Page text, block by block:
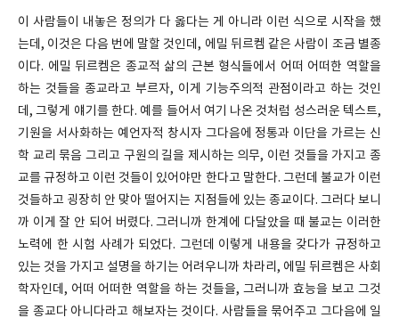
이 사람들이 내놓은 정의가 다 옳다는 게 아니라 이런 식으로 시작을 했
는데, 이것은 다음 번에 말할 것인데, 에밀 뒤르켐 같은 사람이 조금 별종
이다. 에밀 뒤르켐은 종교적 삶의 근본 형식들에서 어떠 어떠한 역할을
하는 것들을 종교라고 부르자, 이게 기능주의적 관점이라고 하는 것인
데, 그렇게 얘기를 한다. 예를 들어서 여기 나온 것처럼 성스러운 텍스트,
기원을 서사화하는 예언자적 창시자 그다음에 정통과 이단을 가르는 신
학 교리 묶음 그리고 구원의 길을 제시하는 의무, 이런 것들을 가지고 종
교를 규정하고 이런 것들이 있어야만 한다고 말한다. 그런데 불교가 이런
것들하고 굉장히 안 맞아 떨어지는 지점들에 있는 종교이다. 그러다 보니
까 이게 잘 안 되어 버렸다. 그러니까 한계에 다달았을 때 불교는 이러한
노력에 한 시험 사례가 되었다. 그런데 이렇게 내용을 갖다가 규정하고
있는 것을 가지고 설명을 하기는 어려우니까 차라리, 에밀 뒤르켐은 사회
학자인데, 어떠 어떠한 역할을 하는 것들을, 그러니까 효능을 보고 그것
을 종교다 아니다라고 해보자는 것이다. 사람들을 묶어주고 그다음에 일